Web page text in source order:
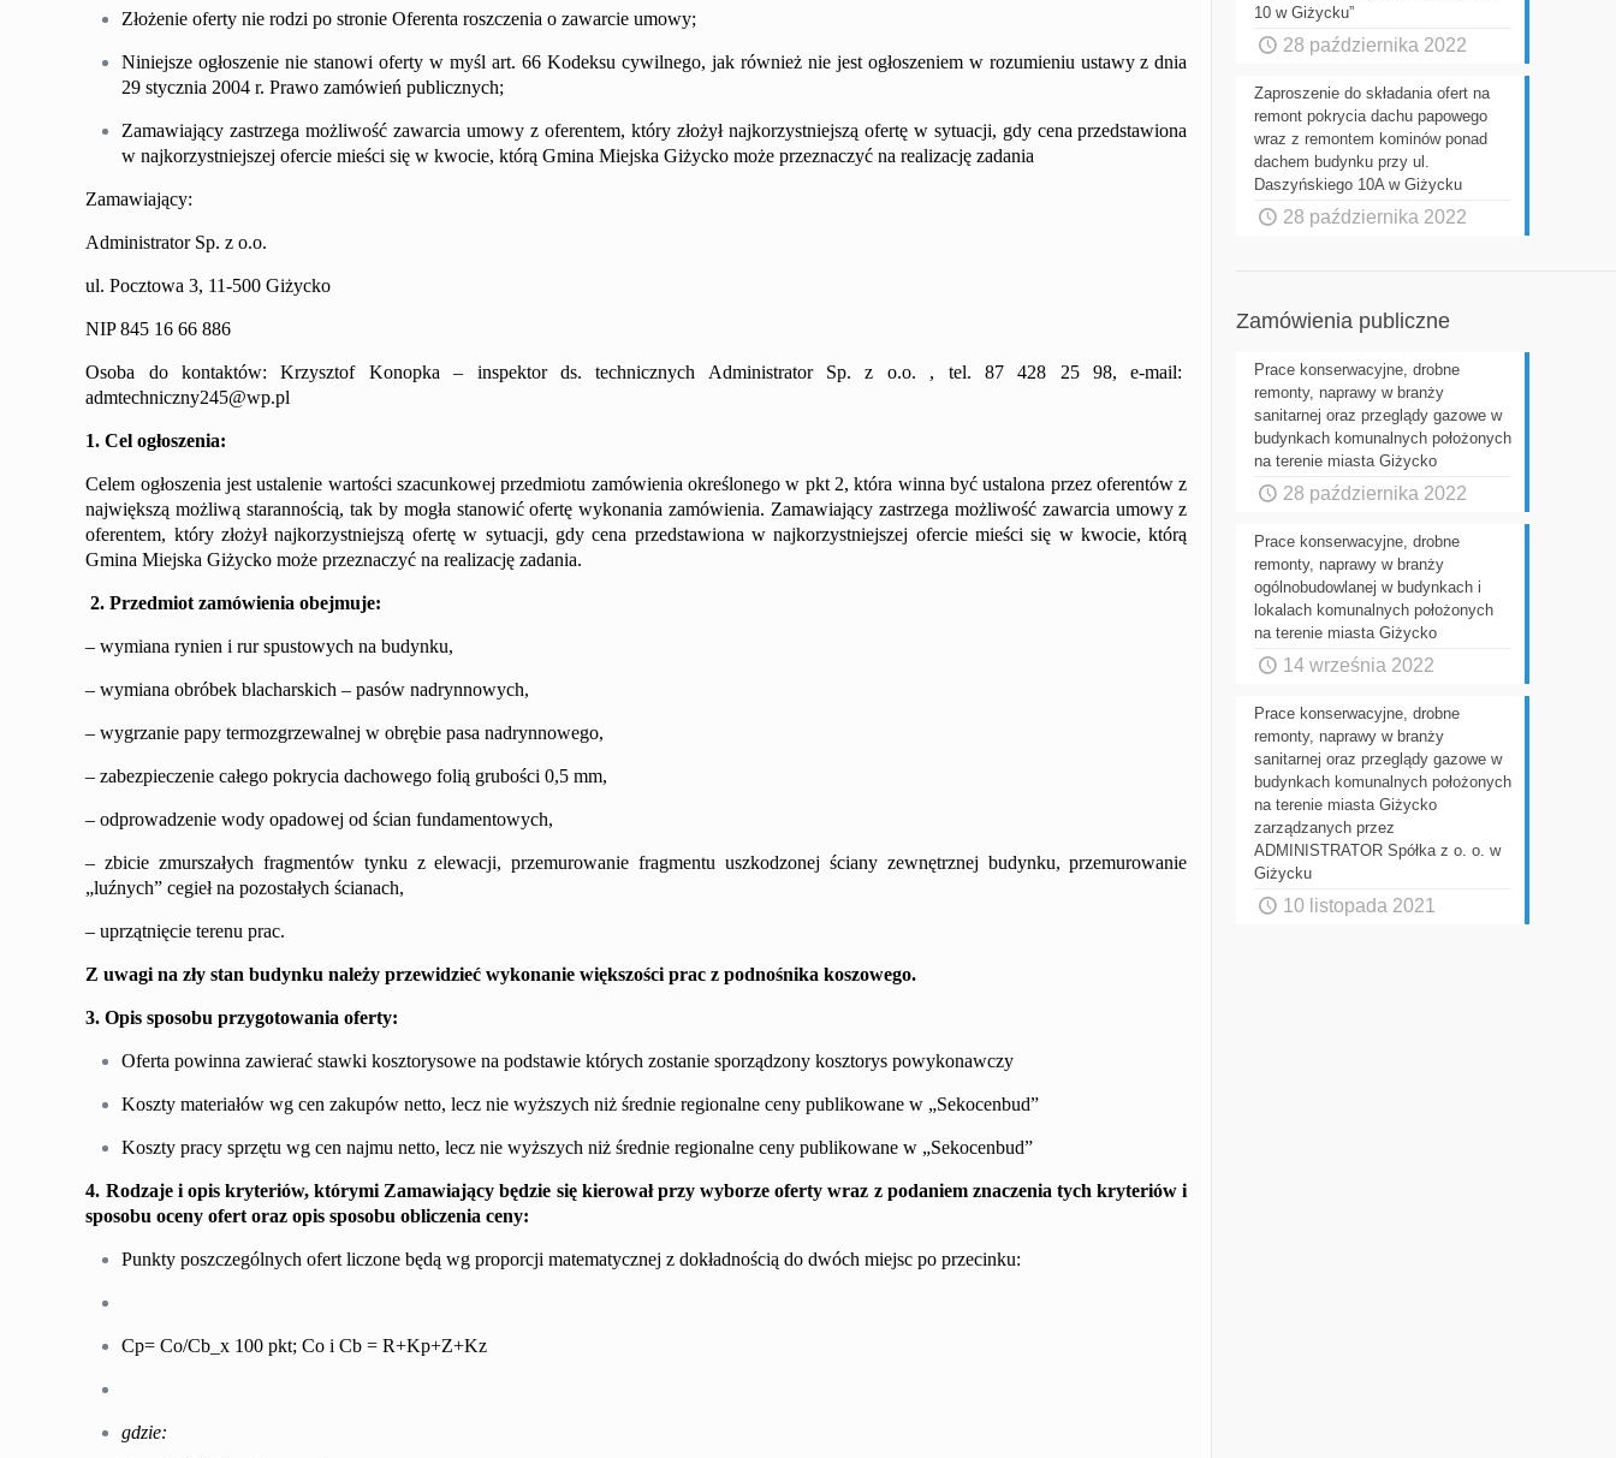
Złożenie oferty nie rodzi po stronie Oferenta roszczenia o zawarcie umowy;
Niniejsze ogłoszenie nie stanowi oferty w myśl art. 66 Kodeksu cywilnego, jak również nie jest ogłoszeniem w rozumieniu ustawy z dnia
29 stycznia 2004 r. Prawo zamówień publicznych;
Zamawiający zastrzega możliwość zawarcia umowy z oferentem, który złożył najkorzystniejszą ofertę w sytuacji, gdy cena przedstawiona
w najkorzystniejszej ofercie mieści się w kwocie, którą Gmina Miejska Giżycko może przeznaczyć na realizację zadania
Zamawiający:
Administrator Sp. z o.o.
ul. Pocztowa 3, 11-500 Giżycko
NIP 845 16 66 886
Osoba do kontaktów:Krzysztof Konopka – inspektor ds. technicznych Administrator Sp. z o.o. , tel. 87428 25 98, e-mail:
admtechniczny245@wp.pl
1. Cel ogłoszenia:
Celem ogłoszenia jest ustalenie wartości szacunkowej przedmiotu zamówienia określonego w pkt 2, która winna być ustalona przez oferentów z
największą możliwą starannością, tak by mogła stanowić ofertę wykonania zamówienia. Zamawiający zastrzega możliwość zawarcia umowy z
oferentem, który złożył najkorzystniejszą ofertę w sytuacji, gdy cena przedstawiona w najkorzystniejszej ofercie mieści się w kwocie, którą
Gmina Miejska Giżycko może przeznaczyć na realizację zadania.
2. Przedmiot zamówienia obejmuje:
–wymiana rynien i rur spustowych na budynku,
– wymiana obróbek blacharskich – pasów nadrynnowych,
–wygrzanie papy termozgrzewalnej w obrębie pasa nadrynnowego,
–zabezpieczenie całego pokrycia dachowego folią grubości 0,5 mm,
– odprowadzenie wody opadowej od ścian fundamentowych,
–zbicie zmurszałych fragmentów tynku z elewacji, przemurowanie fragmentu uszkodzonej ściany zewnętrznej budynku, przemurowanie
„luźnych” cegieł na pozostałych ścianach,
–uprzątnięcie terenu prac.
Z uwagi na zły stan budynku należy przewidzieć wykonanie większości prac z podnośnika koszowego.
3. Opis sposobu przygotowania oferty:
Oferta powinna zawierać stawki kosztorysowe na podstawie których zostanie sporządzony kosztorys powykonawczy
Koszty materiałów wg cen zakupów netto, lecz nie wyższych niż średnie regionalne ceny publikowane w „Sekocenbud”
Koszty pracy sprzętu wg cen najmu netto, lecz nie wyższych niż średnie regionalne ceny publikowane w „Sekocenbud”
4. Rodzaje i opis kryteriów, którymi Zamawiający będzie się kierował przy wyborze oferty wraz z podaniem znaczenia tych kryteriów i
sposobu oceny ofert oraz opis sposobu obliczenia ceny:
Punktyposzczególnych ofert liczone będą wg proporcji matematycznej z dokładnością do dwóch miejsc po przecinku:
Cp= Co/Cb_x 100 pkt; Co i Cb = R+Kp+Z+Kz
gdzie:
10 w Giżycku”
28 października 2022
Zaproszenie do składania ofert na
remont pokrycia dachu papowego
wraz z remontem kominów ponad
dachem budynku przy ul.
Daszyńskiego 10A w Giżycku
28 października 2022
Zamówienia publiczne
Prace konserwacyjne, drobne
remonty, naprawy w branży
sanitarnej oraz przeglądy gazowe w
budynkach komunalnych położonych
na terenie miasta Giżycko
28 października 2022
Prace konserwacyjne, drobne
remonty, naprawy w branży
ogólnobudowlanej w budynkach i
lokalach komunalnych położonych
na terenie miasta Giżycko
14 września 2022
Prace konserwacyjne, drobne
remonty, naprawy w branży
sanitarnej oraz przeglądy gazowe w
budynkach komunalnych położonych
na terenie miasta Giżycko
zarządzanych przez
ADMINISTRATOR Spółka z o. o. w
Giżycku
10 listopada 2021